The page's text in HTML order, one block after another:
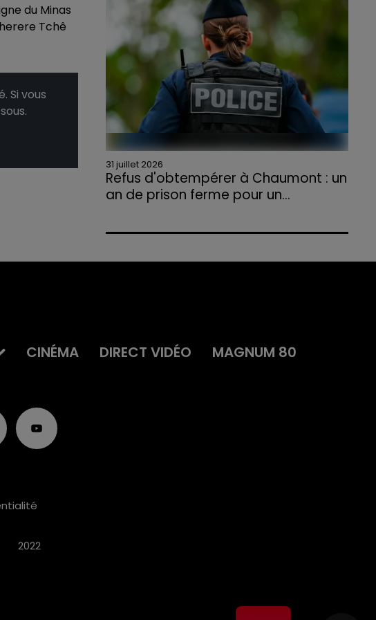
du Minas
Tchê
Si vous
agriculteurs volontaires pour venir en aide...
31 juillet 2026
Refus d'obtempérer à Chaumont : un
an de prison ferme pour un...
l'annulation de son permis et la confiscation
CINÉMA DIRECT VIDÉO
MAGNUM 80
2022